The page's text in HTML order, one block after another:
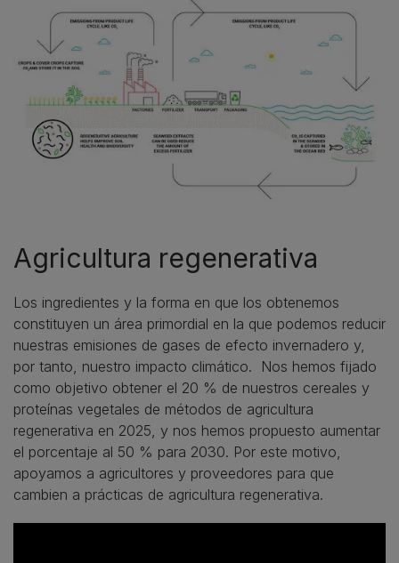
Agricultura regenerativa
Los ingredientes y la forma en que los obtenemos
constituyen un área primordial en la que podemos reducir
nuestras emisiones de gases de efecto invernadero y,
por tanto, nuestro impacto climático. Nos hemos fijado
como objetivo obtener el 20 % de nuestros cereales y
proteínas vegetales de métodos de agricultura
regenerativa en 2025, y nos hemos propuesto aumentar
el porcentaje al 50 % para 2030. Por este motivo,
apoyamos a agricultores y proveedores para que
cambien a prácticas de agricultura regenerativa.